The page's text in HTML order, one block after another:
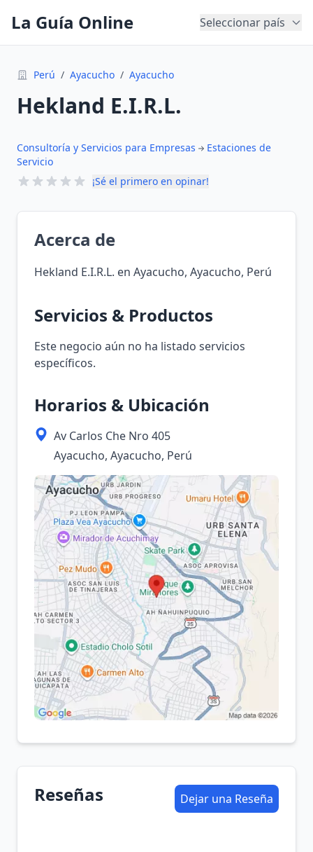
La Guía Online Seleccionar país
Perú / Ayacucho / Ayacucho
Hekland E.I.R.L.
Consultoría y Servicios para Empresas
Estaciones de
Servicio
¡Sé el primero en opinar!
Acerca de
Hekland E.I.R.L. en Ayacucho, Ayacucho, Perú
Servicios & Productos
Este negocio aún no ha listado servicios
específicos.
Horarios & Ubicación
Av Carlos Che Nro 405
Ayacucho, Ayacucho, Perú
Reseñas Dejar una Reseña